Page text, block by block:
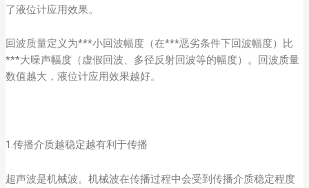
了液位计应用效果。
回波质量定义为***小回波幅度（在***恶劣条件下回波幅度）比
***大噪声幅度（虚假回波、多径反射回波等的幅度）。回波质量
数值越大，液位计应用效果越好。
1.传播介质越稳定越有利于传播
超声波是机械波。机械波在传播过程中会受到传播介质稳定程度